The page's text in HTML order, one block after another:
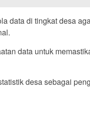
data di tingkat desa
data untuk
desa sebagai